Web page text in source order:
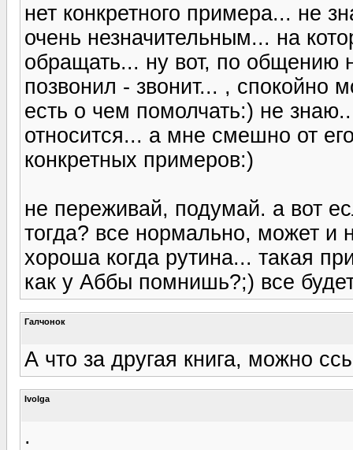
нет конкретного примера... не
очень незначительным... на
обращать... ну вот, по общению
позвонил - звонит... , спокойно
есть о чем помолчать:) не
относится... а мне смешно от
конкретных примеров:)
не переживай, подумай. а вот
тогда? все нормально, может и
хороша когда рутина... такая
как у Аббы помнишь?;) все
Галчонок
А что за другая книга, можно
Ivolga
.